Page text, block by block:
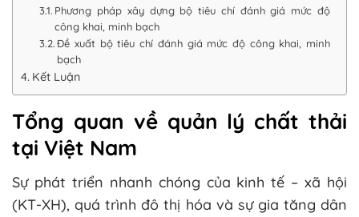
Phương pháp xây dựng bộ tiêu chí đánh giá mức độ
công khai, minh bạch
Đề xuất bộ tiêu chí đánh giá mức độ công khai, minh
bạch
Kết Luận
Tổng quan về quản lý chất thải
tại Việt Nam
Sự phát triển nhanh chóng của kinh tế – xã hội
(KT-XH), quá trình đô thị hóa và sự gia tăng dân